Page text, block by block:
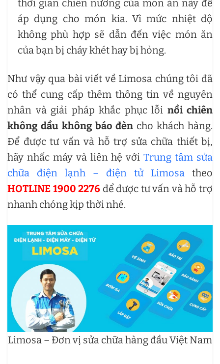
thời gian chiên nướng của món ăn này để
áp dụng cho món kia. Vì mức nhiệt độ
không phù hợp sẽ dẫn đến việc món ăn
của bạn bị cháy khét hay bị hỏng.
Như vậy qua bài viết về Limosa chúng tôi đã
có thể cung cấp thêm thông tin về nguyên
nhân và giải pháp khắc phục lỗi nồi chiên
không dầu không báo đèn cho khách hàng.
Để được tư vấn và hỗ trợ sửa chữa thiết bị,
hãy nhấc máy và liên hệ vớiTrung tâm sửa
chữa điện lạnh – điện tử Limosa theo
HOTLINE 1900 2276 để được tư vấn và hỗ trợ
nhanh chóng kịp thời nhé.
Limosa – Đơn vị sửa chữa hàng đầu Việt Nam